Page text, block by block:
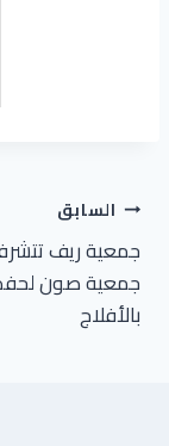
السابق
جمعية ريف
جمعية صون
بالأفلاج